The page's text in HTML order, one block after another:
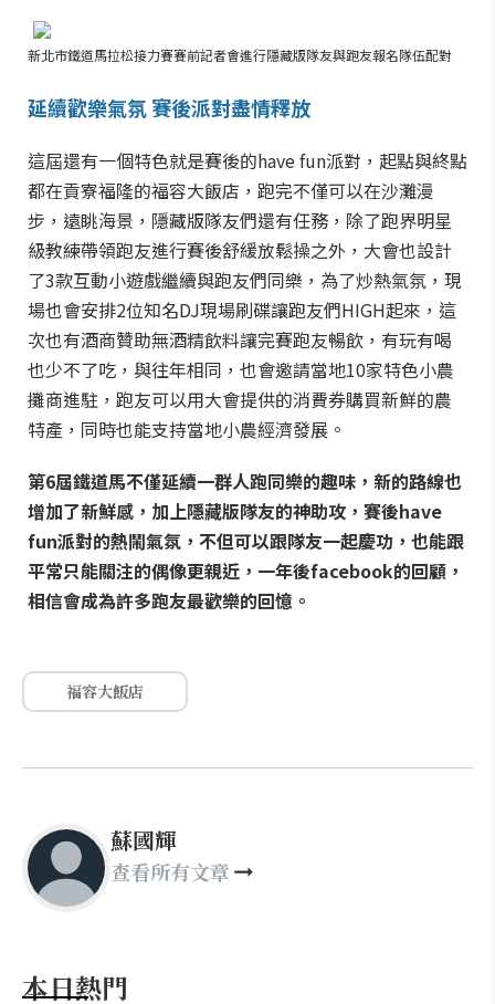
新北市鐵道馬拉松接力賽賽前記者會進行隱藏版隊友與跑友報名隊伍配對
延續歡樂氣氛 賽後派對盡情釋放
這屆還有一個特色就是賽後的have fun派對 ，起點與終點
都在貢寮福隆的福容大飯店，跑完不僅可以在沙灘漫
步，遠眺海景，隱藏版隊友們還有任務，除了跑界明星
級教練帶領跑友進行賽後舒緩放鬆操之外，大會也設計
了3款互動小遊戲繼續與跑友們同樂，為了炒熱氣氛，現
場也會安排2位知名DJ現場刷碟讓跑友們HIGH起來，這
次也有酒商贊助無酒精飲料讓完賽跑友暢飲，有玩有喝
也少不了吃，與往年相同，也會邀請當地10家特色小農
攤商進駐，跑友可以用大會提供的消費券購買新鮮的農
特產，同時也能支持當地小農經濟發展。
第6屆鐵道馬不僅延續一群人跑同樂的趣味，新的路線也
增加了新鮮感，加上隱藏版隊友的神助攻，賽後have
fun派對的熱鬧氣氛，不但可以跟隊友一起慶功，也能跟
平常只能關注的偶像更親近，一年後facebook的回顧，
相信會成為許多跑友最歡樂的回憶。
福容大飯店
蘇國輝
查看所有文章
本日熱門